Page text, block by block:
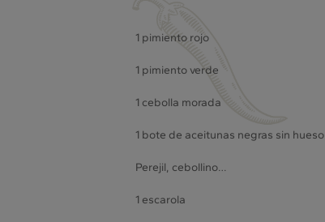
1 pimiento rojo
1 pimiento verde
1 cebolla morada
1 bote de aceitunas negras sin hueso
Perejil, cebollino…
1 escarola